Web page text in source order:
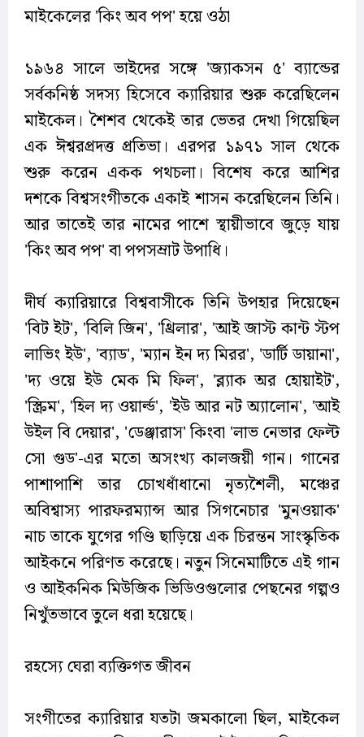
মাইকেলের 'কিং অব পপ' হয়ে ওঠা
১৯৬৪ সালে ভাইদের সঙ্গে 'জ্যাকসন ৫' ব্যান্ডের
সর্বকনিষ্ঠ সদস্য হিসেবে ক্যারিয়ার শুরু করেছিলেন
মাইকেল। শৈশব থেকেই তার ভেতর দেখা গিয়েছিল
এক ঈশ্বরপ্রদত্ত প্রতিভা। এরপর ১৯৭১ সাল থেকে
শুরু করেন একক পথচলা। বিশেষ করে আশির
দশকে বিশ্বসংগীতকে একাই শাসন করেছিলেন তিনি।
আর তাতেই তার নামের পাশে স্থায়ীভাবে জুড়ে যায়
'কিং অব পপ' বা পপসম্রাট উপাধি।
দীর্ঘ ক্যারিয়ারে বিশ্ববাসীকে তিনি উপহার দিয়েছেন
'বিট ইট', 'বিলি জিন', 'থ্রিলার', 'আই জাস্ট কান্ট স্টপ
লাভিং ইউ', 'ব্যাড', 'ম্যান ইন দ্য মিরর', 'ডার্টি ডায়ানা',
'দ্য ওয়ে ইউ মেক মি ফিল', 'ব্ল্যাক অর হোয়াইট',
'স্ক্রিম', 'হিল দ্য ওয়ার্ল্ড', 'ইউ আর নট অ্যালোন', 'আই
উইল বি দেয়ার', 'ডেঞ্জারাস' কিংবা 'লাভ নেভার ফেল্ট
সো গুড'-এর মতো অসংখ্য কালজয়ী গান। গানের
পাশাপাশি তার চোখধাঁধানো নৃত্যশৈলী, মঞ্চের
অবিশ্বাস্য পারফরম্যান্স আর সিগনেচার 'মুনওয়াক'
নাচ তাকে যুগের গণ্ডি ছাড়িয়ে এক চিরন্তন সাংস্কৃতিক
আইকনে পরিণত করেছে। নতুন সিনেমাটিতে এই গান
ও আইকনিক মিউজিক ভিডিওগুলোর পেছনের গল্পও
নিখুঁতভাবে তুলে ধরা হয়েছে।
রহস্যে ঘেরা ব্যক্তিগত জীবন
সংগীতের ক্যারিয়ার যতটা জমকালো ছিল, মাইকেল